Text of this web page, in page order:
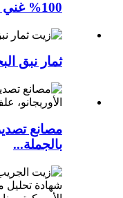
100% غني بالفيتامينات...
ثمار نبق
مصانع
بالجملة...